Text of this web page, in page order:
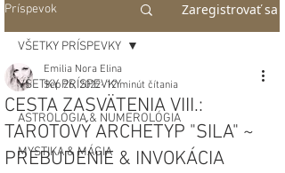
Príspevok Zaregistrovať sa
VŠETKY PRÍSPEVKY
ASTROLÓGIA & NUMEROLÓGIA
MYSTIKA & MÁGIA
VŠETKY PRÍSPEVKY
CESTA ZASVÄTENIA VIII.:
TAROTOVÝ ARCHETYP "SILA" ~
PREBUDENIE & INVOKÁCIA
Emilia Nora Elina
Sep 26, 2022 12 minút čítania